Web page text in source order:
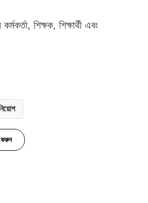
শিক্ষক, শিক্ষার্থী এবং
করুন